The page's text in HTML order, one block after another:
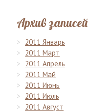
Архив записей
2011 Январь
2011 Март
2011 Апрель
2011 Май
2011 Июнь
2011 Июль
2011 Август